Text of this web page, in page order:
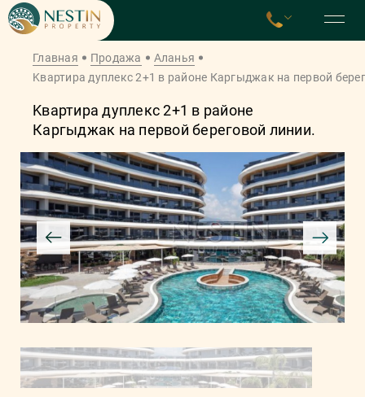
Главная Продажа
Аланья
Kвартирa дуплекс 2+1 в районе Каргыджак на первой
Kвартирa дуплекс 2+1 в районе
Каргыджак на первой береговой линии.